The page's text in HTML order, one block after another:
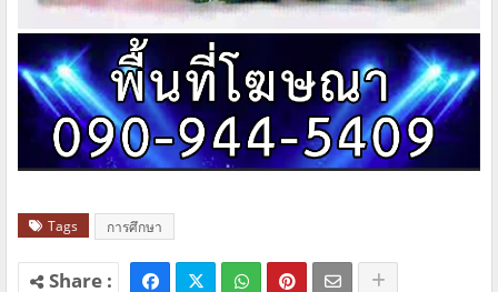
Tags การศึกษา